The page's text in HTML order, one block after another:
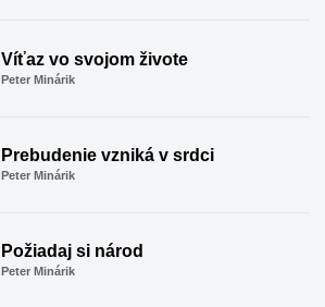
Víťaz vo svojom živote
Peter Minárik
Prebudenie vzniká v srdci
Peter Minárik
Požiadaj si národ
Peter Minárik